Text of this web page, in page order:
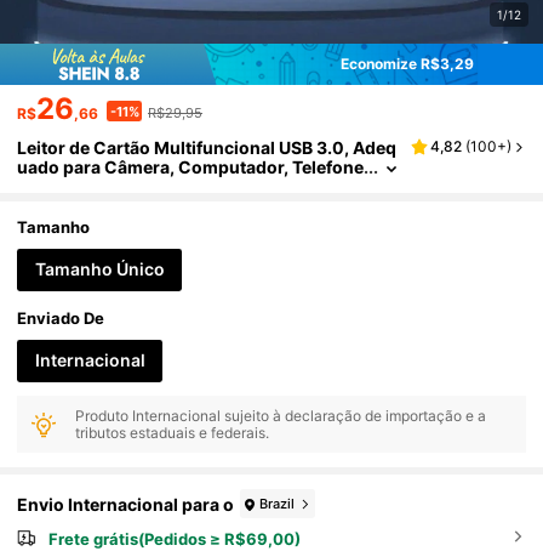
1/12
Economize R$3,29
R$26,66 -11% R$29,95
Leitor de Cartão Multifuncional USB 3.0, Adeq
uado para Câmera, Computador, Telefone
4,82 (100+)
Tamanho
Tamanho Único
Enviado De
Internacional
Produto Internacional sujeito à declaração de importação e a
tributos estaduais e federais.
Envio Internacional para o Brazil
Frete grátis(Pedidos ≥ R$69,00)